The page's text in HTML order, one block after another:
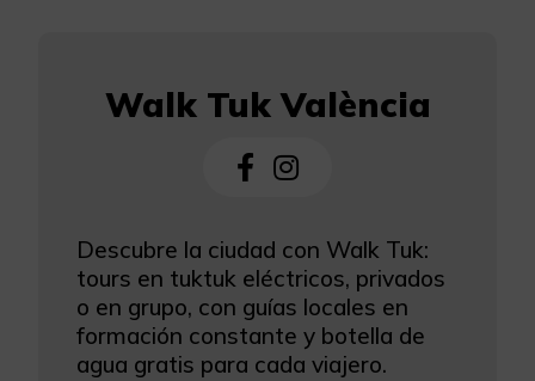
Walk Tuk València
Descubre la ciudad con Walk Tuk:
tours en tuktuk eléctricos, privados
o en grupo, con guías locales en
formación constante y botella de
agua gratis para cada viajero.